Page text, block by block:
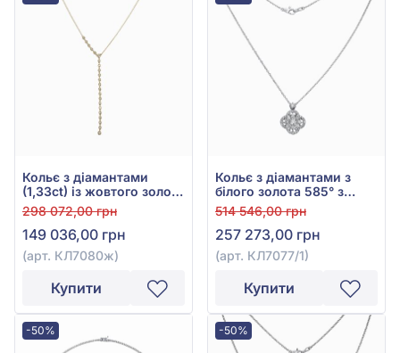
Кольє з діамантами
(1,33ct) із жовтого золота
585°, арт. КЛ7080ж
298 072,00 грн
149 036,00 грн
(арт. КЛ7080ж)
Купити
Кольє з діамантами з
білого золота 585° з
діамантом 2,17ct, арт.
КЛ7077/1
514 546,00 грн
257 273,00 грн
(арт. КЛ7077/1)
Купити
-50% -50%